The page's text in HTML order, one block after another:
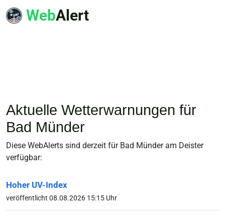
WebAlert
Aktuelle Wetterwarnungen für
Bad Münder
Diese WebAlerts sind derzeit für Bad Münder am Deister
verfügbar:
Hoher UV-Index
veröffentlicht 08.08.2026 15:15 Uhr